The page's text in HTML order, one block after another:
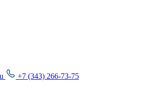
+7 (343) 266-73-75